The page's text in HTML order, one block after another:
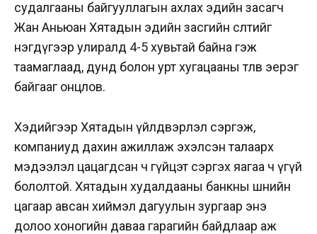
судалгааны байгууллагын ахлах эдийн засагч
Жан Аньюан Хятадын эдийн засгийн өсөлтийг
нэгдүгээр улиралд 4-5 хувьтай байна гэж
таамаглаад, дунд болон урт хугацааны төлөв эерэг
байгааг онцлов.
Хэдийгээр Хятадын үйлдвэрлэл сэргэж,
компаниуд дахин ажиллаж эхэлсэн талаарх
мэдээлэл цацагдсан ч гүйцэт сэргэх яагаа ч үгүй
бололтой. Хятадын худалдааны банкны шөнийн
цагаар авсан хиймэл дагуулын зургаар энэ
долоо хоногийн даваа гарагийн байдлаар аж